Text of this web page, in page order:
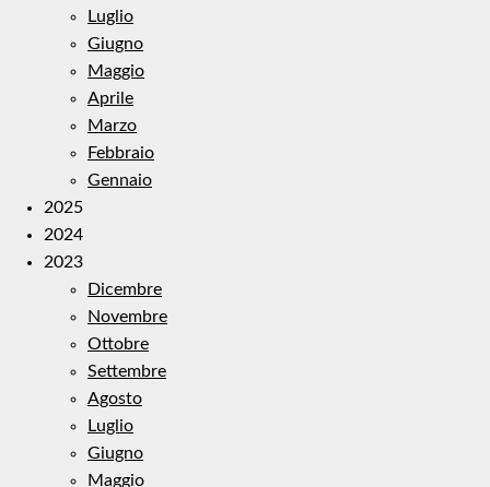
Luglio
Giugno
Maggio
Aprile
Marzo
Febbraio
Gennaio
2025
2024
2023
Dicembre
Novembre
Ottobre
Settembre
Agosto
Luglio
Giugno
Maggio